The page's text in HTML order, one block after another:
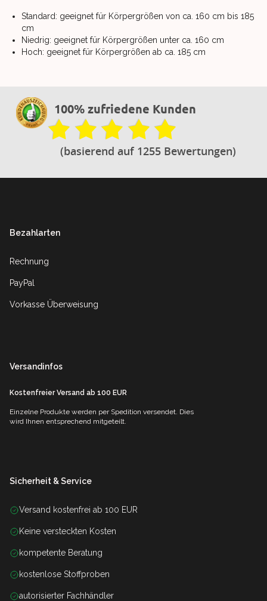
Standard: geeignet für Körpergrößen von ca. 160 cm bis 185
cm
Niedrig: geeignet für Körpergrößen unter ca. 160 cm
Hoch: geeignet für Körpergrößen ab ca. 185 cm
100% zufriedene Kunden
(basierend auf 1255 Bewertungen)
Bezahlarten
Rechnung
PayPal
Vorkasse Überweisung
Versandinfos
Kostenfreier Versand ab 100 EUR
Einzelne Produkte werden per Spedition versendet. Dies
wird Ihnen entsprechend mitgeteilt.
Sicherheit & Service
Versand kostenfrei ab 100 EUR
Keine versteckten Kosten
kompetente Beratung
kostenlose Stoffproben
autorisierter Fachhändler